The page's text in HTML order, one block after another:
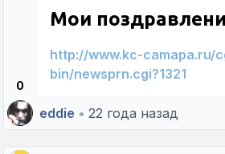
0
Мои
http://www.kc-camapa.ru/
bin/newsprn.cgi?1321
eddie • 22 года назад